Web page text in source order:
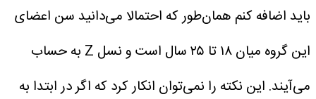
باید اضافه کنم همان‌طور که احتمالا می‌دانید سن اعضای
این گروه میان ۱۸ تا ۲۵ سال است و نسل Z به حساب
می‌آیند. این نکته را نمی‌توان انکار کرد که اگر در ابتدا به